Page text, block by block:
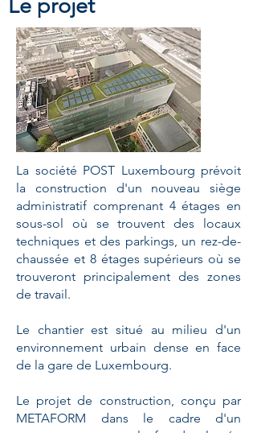
Le projet
La société POST Luxembourg prévoit
la construction d'un nouveau siège
administratif comprenant 4 étages en
sous-sol où se trouvent des locaux
techniques et des parkings, un rez-de-
chaussée et 8 étages supérieurs où se
trouveront principalement des zones
de travail.
Le chantier est situé au milieu d'un
environnement urbain dense en face
de la gare de Luxembourg.
Le projet de construction, conçu par
METAFORM dans le cadre d'un